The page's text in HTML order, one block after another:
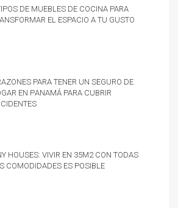
de muebles de cocina para
el espacio a tu gusto
para tener un Seguro de
en Panamá para cubrir
Houses: vivir en 35m2 con todas
comodidades es posible